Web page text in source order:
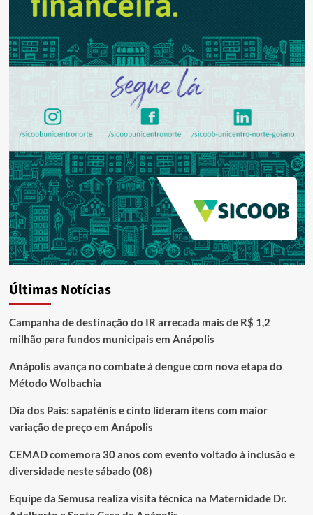
Últimas Notícias
Campanha de destinação do IR arrecada mais de R$ 1,2
milhão para fundos municipais em Anápolis
Anápolis avança no combate à dengue com nova etapa do
Método Wolbachia
Dia dos Pais: sapatênis e cinto lideram itens com maior
variação de preço em Anápolis
CEMAD comemora 30 anos com evento voltado à inclusão e
diversidade neste sábado (08)
Equipe da Semusa realiza visita técnica na Maternidade Dr.